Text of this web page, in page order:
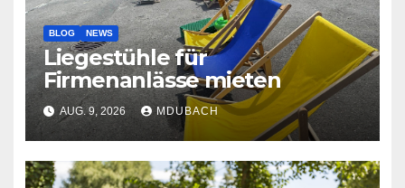
BLOG NEWS
Liegestühle für
Firmenanlässe mieten
AUG. 9, 2026 MDUBACH